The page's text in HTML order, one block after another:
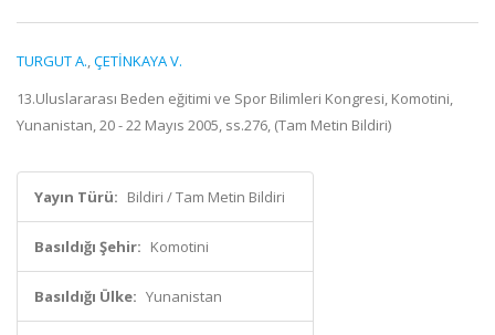
TURGUT A.,ÇETİNKAYA V.
13.Uluslararası Beden eğitimi ve Spor Bilimleri Kongresi, Komotini,
Yunanistan, 20 - 22 Mayıs 2005, ss.276, (Tam Metin Bildiri)
Yayın Türü: Bildiri / Tam Metin Bildiri
Basıldığı Şehir: Komotini
Basıldığı Ülke: Yunanistan